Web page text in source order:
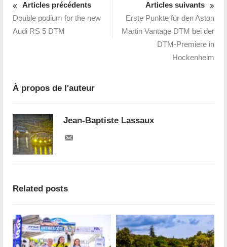
Articles précédents
Double podium for the new
Audi RS 5 DTM
Articles suivants
Erste Punkte für den Aston
Martin Vantage DTM bei der
DTM-Premiere in
Hockenheim
À propos de l'auteur
Jean-Baptiste Lassaux
Related posts